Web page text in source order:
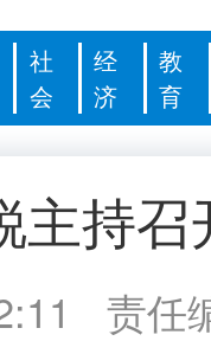
社
会
经
济
教
育
主持召
责任